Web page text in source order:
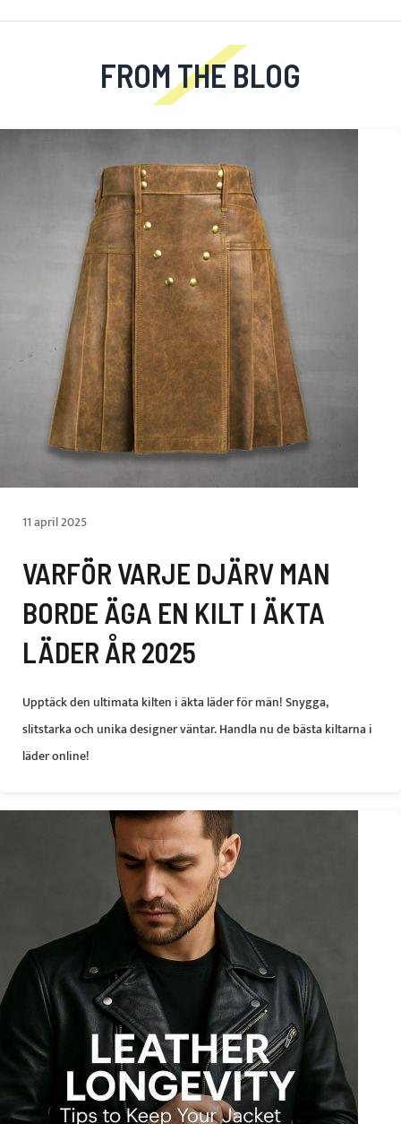
FROM THE BLOG
11 april 2025
VARFÖR VARJE DJÄRV MAN
BORDE ÄGA EN KILT I ÄKTA
LÄDER ÅR 2025
Upptäck den ultimata kilten i äkta läder för män! Snygga,
slitstarka och unika designer väntar. Handla nu de bästa kiltarna i
läder online!